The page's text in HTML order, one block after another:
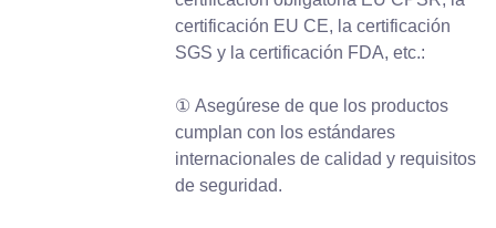
certificación EU CE, la certificación
SGS y la certificación FDA, etc.:
① Asegúrese de que los productos
cumplan con los estándares
internacionales de calidad y requisitos
de seguridad.